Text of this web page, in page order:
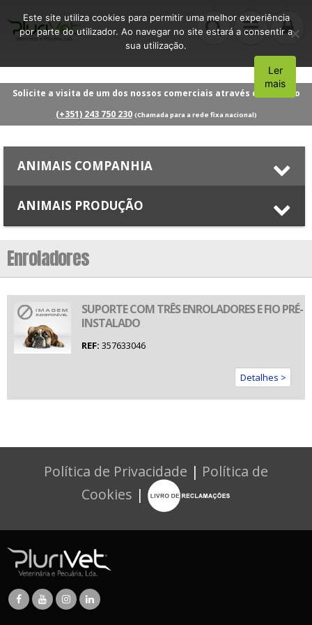
Solicite a visita de um dos nossos comerciais através do número
(+351) 243 750 230 (Chamada para a rede fixa nacional)
ANIMAIS COMPANHIA
ANIMAIS PRODUÇÃO
Enroladores
SUPORTE COM TRÊS ENROLADORES E FIO PRÉ-
INSTALADO
REF: 357633046
Detalhes >
Política de Privacidade | Política de
Cookies |
Este site utiliza cookies para permitir uma melhor experiência
por parte do utilizador. Ao navegar no site estará a consentir a
sua utilização.
Aceito
Ler
mais